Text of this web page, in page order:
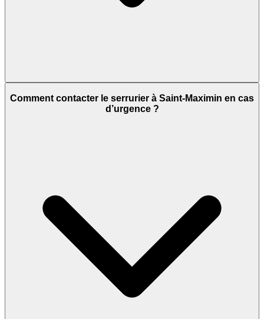
Comment contacter le serrurier à Saint-Maximin en cas
d’urgence ?